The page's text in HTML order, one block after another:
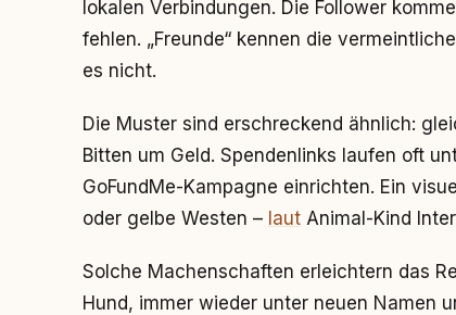
lokalen Verbindungen. Die Follower
fehlen. „Freunde“ kennen die
es nicht.
Die Muster sind erschreckend ähnlich:
Bitten um Geld. Spendenlinks laufen oft
GoFundMe-Kampagne einrichten. Ein
oder gelbe Westen – laut Animal-Kind
Solche Machenschaften erleichtern das
Hund, immer wieder unter neuen Namen